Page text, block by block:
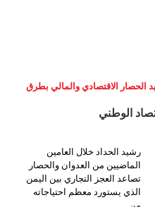
الحصار الاقتصادي والمالي بطرق
الوطني
رشيد الحداد خلال العامين
الماضيين من العدوان والحصار
تصاعد العجز التجاري بين اليمن
الذي يستورد معظم احتياجاته